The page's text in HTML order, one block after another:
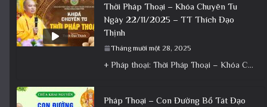
Thời Pháp Thoại – Khóa Chuyên Tu
Ngày 22/11/2025 – TT Thích Đạo
Thịnh
Tháng mười một 28, 2025
+ Pháp thoại: Thời Pháp Thoại – Khóa Chuyên Tu Ngày 22/11/2025 – TT Thích Đạo Thịnh + Album: Pháp
Pháp Thoại – Con Đường Bồ Tát Đạo